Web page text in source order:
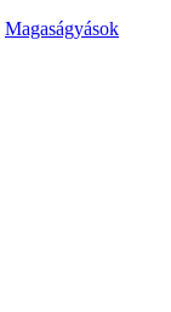
Magaságyások